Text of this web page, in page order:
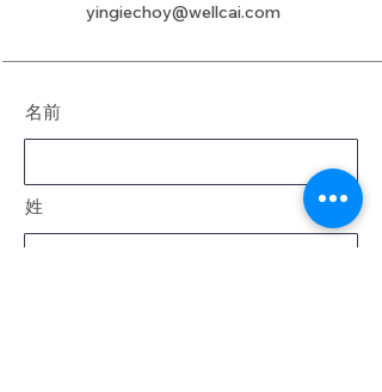
yingiechoy@wellcai.com
名前
姓